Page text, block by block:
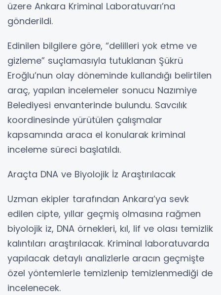
üzere Ankara Kriminal Laboratuvarı’na
gönderildi.
Edinilen bilgilere göre, “delilleri yok etme ve
gizleme” suçlamasıyla tutuklanan Şükrü
Eroğlu’nun olay döneminde kullandığı belirtilen
araç, yapılan incelemeler sonucu Nazımiye
Belediyesi envanterinde bulundu. Savcılık
koordinesinde yürütülen çalışmalar
kapsamında araca el konularak kriminal
inceleme süreci başlatıldı.
Araçta DNA ve Biyolojik İz Araştırılacak
Uzman ekipler tarafından Ankara’ya sevk
edilen cipte, yıllar geçmiş olmasına rağmen
biyolojik iz, DNA örnekleri, kıl, lif ve olası temizlik
kalıntıları araştırılacak. Kriminal laboratuvarda
yapılacak detaylı analizlerle aracın geçmişte
özel yöntemlerle temizlenip temizlenmediği de
incelenecek.